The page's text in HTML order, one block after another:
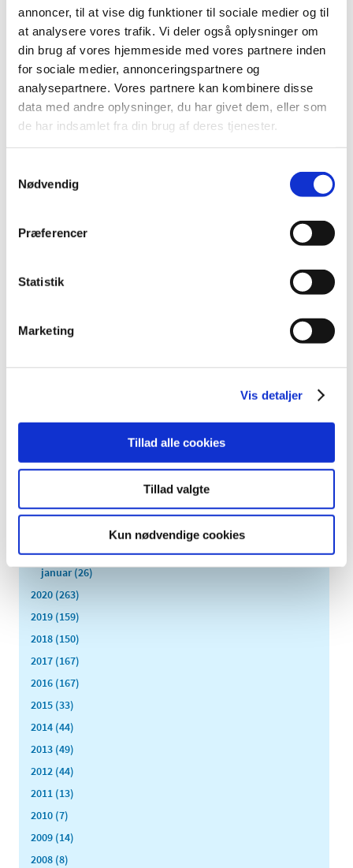
annoncer, til at vise dig funktioner til sociale medier og til
at analysere vores trafik. Vi deler også oplysninger om
din brug af vores hjemmeside med vores partnere inden
for sociale medier, annonceringspartnere og
analysepartnere. Vores partnere kan kombinere disse
data med andre oplysninger, du har givet dem, eller som
de har indsamlet fra din brug af deres tjenester.
Nødvendig
Præferencer
Statistik
Marketing
Vis detaljer
Tillad alle cookies
Tillad valgte
Kun nødvendige cookies
kapsler, hårde
|1. december 2021|
Der er i øjeblikket problemer med forsyningen
af;Olbetam 250 mg kapsler, hårde
Forrige 1 2 3
TID
2025 (158)
2023 (195)
2021 (516)
november (51)
juni (49)
april (31)
februar (33)
januar (26)
2020 (263)
2019 (159)
2018 (150)
2017 (167)
2016 (167)
2015 (33)
2014 (44)
2013 (49)
2012 (44)
2011 (13)
2010 (7)
2009 (14)
2008 (8)